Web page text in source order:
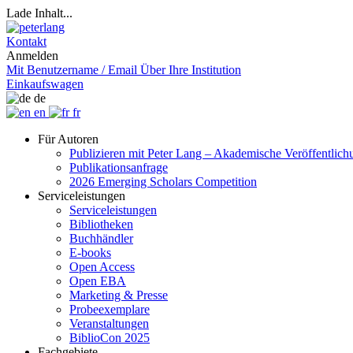
Lade Inhalt...
Kontakt
Anmelden
Mit Benutzername / Email Über Ihre Institution
Einkaufswagen
de
en
fr
Für Autoren
Publizieren mit Peter Lang – Akademische
Publikationsanfrage
2026 Emerging Scholars Competition
Serviceleistungen
Serviceleistungen
Bibliotheken
Buchhändler
E-books
Open Access
Open EBA
Marketing & Presse
Probeexemplare
Veranstaltungen
BiblioCon 2025